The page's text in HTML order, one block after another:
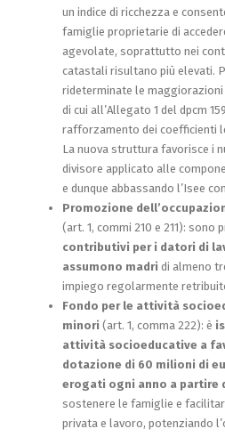
un indice di ricchezza e
famiglie proprietarie di
agevolate, soprattutto nei
catastali risultano più elevati.
rideterminate le
di cui all’Allegato 1 del dpcm
rafforzamento dei coefficienti
La nuova struttura favorisce i
divisore applicato alle
e dunque abbassando l’Isee
Promozione
(art. 1, commi 210 e 211): sono
contributivi per i datori di
assumono madri di almeno
impiego regolarmente
Fondo per le attività
minori (art. 1, comma 222): è
attività socioeducative a
dotazione di 60 milioni di
erogati ogni anno a partire
sostenere le famiglie e
privata e lavoro, potenziando